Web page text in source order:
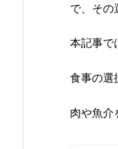
で、その
本記事で
食事の選
肉や魚介